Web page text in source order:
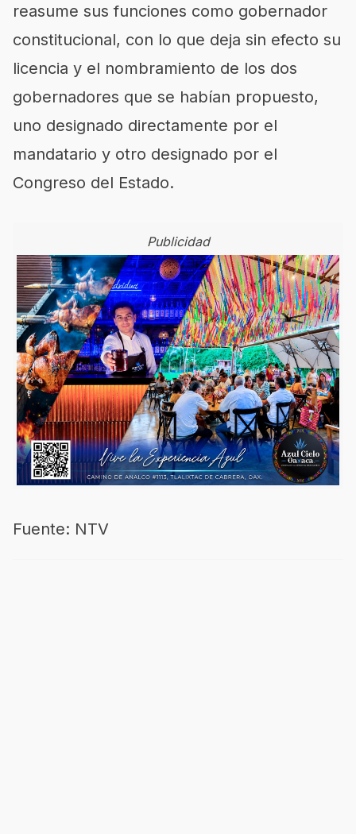
reasume sus funciones como gobernador
constitucional, con lo que deja sin efecto su
licencia y el nombramiento de los dos
gobernadores que se habían propuesto,
uno designado directamente por el
mandatario y otro designado por el
Congreso del Estado.
Publicidad
Fuente: NTV